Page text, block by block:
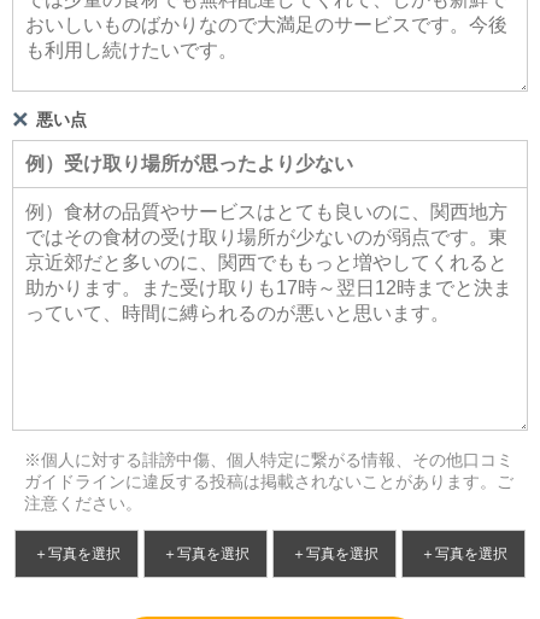
悪い点
※個人に対する誹謗中傷、個人特定に繋がる情報、その他口コミ
ガイドラインに違反する投稿は掲載されないことがあります。ご
注意ください。
＋写真を選択 ＋写真を選択 ＋写真を選択 ＋写真を選択